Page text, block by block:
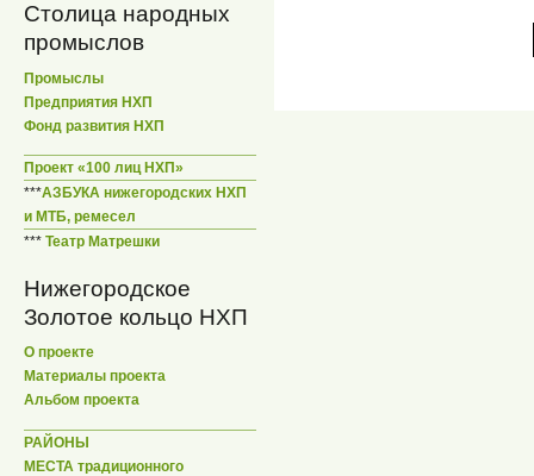
Столица народных
промыслов
Промыслы
Предприятия НХП
Фонд развития НХП
Проект «100 лиц НХП»
***АЗБУКА нижегородских НХП
и МТБ, ремесел
*** Театр Матрешки
Нижегородское
Золотое кольцо НХП
О проекте
Материалы проекта
Альбом проекта
РАЙОНЫ
МЕСТА традиционного